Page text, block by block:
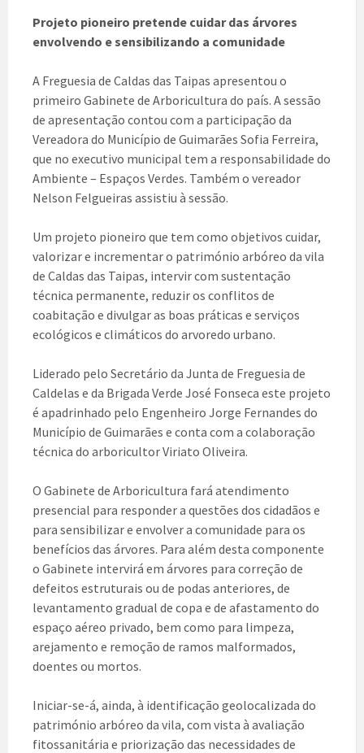
Projeto pioneiro pretende cuidar das árvores
envolvendo e sensibilizando a comunidade
A Freguesia de Caldas das Taipas apresentou o
primeiro Gabinete de Arboricultura do país. A sessão
de apresentação contou com a participação da
Vereadora do Município de Guimarães Sofia Ferreira,
que no executivo municipal tem a responsabilidade do
Ambiente – Espaços Verdes. Também o vereador
Nelson Felgueiras assistiu à sessão.
Um projeto pioneiro que tem como objetivos cuidar,
valorizar e incrementar o património arbóreo da vila
de Caldas das Taipas, intervir com sustentação
técnica permanente, reduzir os conflitos de
coabitação e divulgar as boas práticas e serviços
ecológicos e climáticos do arvoredo urbano.
Liderado pelo Secretário da Junta de Freguesia de
Caldelas e da Brigada Verde José Fonseca este projeto
é apadrinhado pelo Engenheiro Jorge Fernandes do
Município de Guimarães e conta com a colaboração
técnica do arboricultor Viriato Oliveira.
O Gabinete de Arboricultura fará atendimento
presencial para responder a questões dos cidadãos e
para sensibilizar e envolver a comunidade para os
benefícios das árvores. Para além desta componente
o Gabinete intervirá em árvores para correção de
defeitos estruturais ou de podas anteriores, de
levantamento gradual de copa e de afastamento do
espaço aéreo privado, bem como para limpeza,
arejamento e remoção de ramos malformados,
doentes ou mortos.
Iniciar-se-á, ainda, à identificação geolocalizada do
património arbóreo da vila, com vista à avaliação
fitossanitária e priorização das necessidades de